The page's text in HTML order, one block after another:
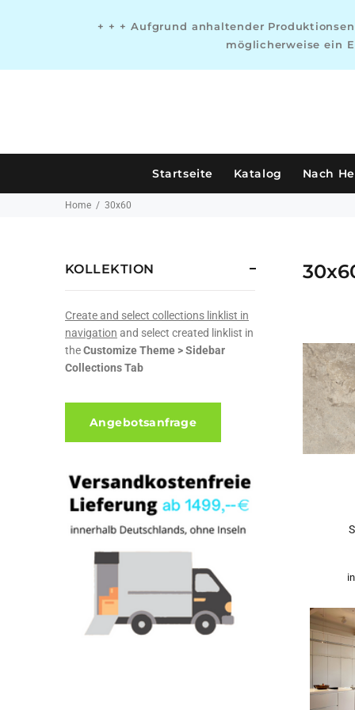
+ + + Aufgrund anhaltender
möglicherweise ein
Startseite Katalog Nach
Home 30x60
KOLLEKTION
Create and select collections linklist in
navigation and select created linklist in
theCustomize Theme > Sidebar
Collections Tab
Angebotsanfrage